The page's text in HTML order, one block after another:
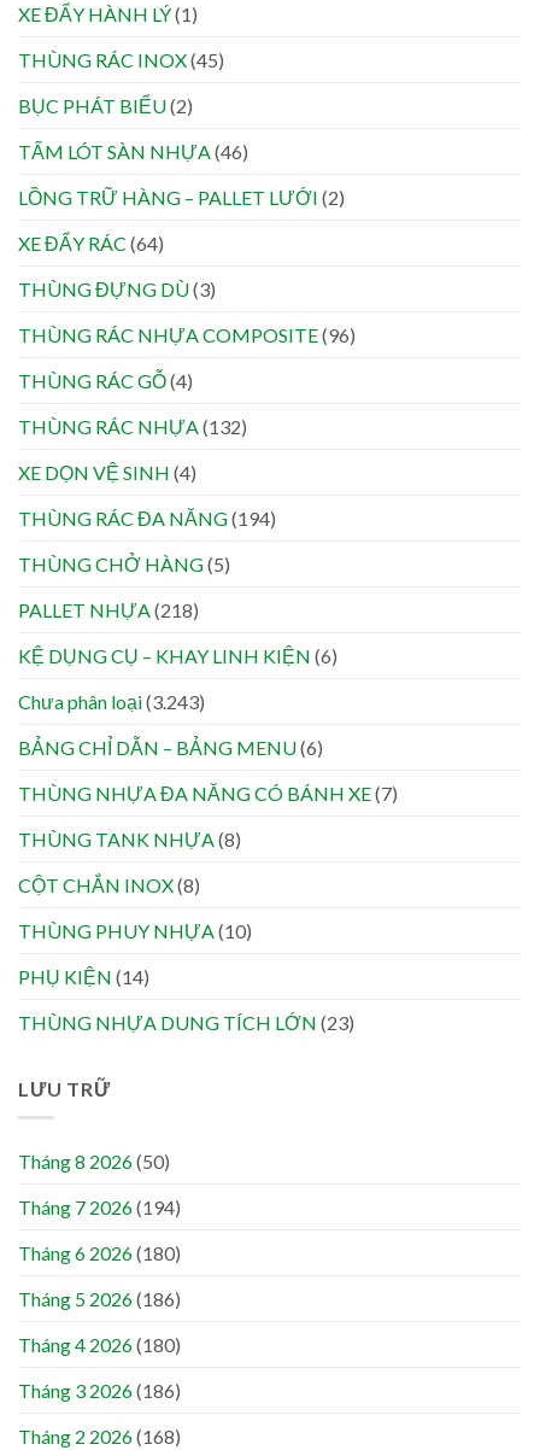
XE ĐẨY HÀNH LÝ(1)
THÙNG RÁC INOX(45)
BỤC PHÁT BIỂU(2)
TẤM LÓT SÀN NHỰA (46)
LỒNG TRỮ HÀNG – PALLET LƯỚI (2)
XE ĐẨY RÁC (64)
THÙNG ĐỰNG DÙ(3)
THÙNG RÁC NHỰA COMPOSITE(96)
THÙNG RÁC GỖ(4)
THÙNG RÁC NHỰA (132)
XE DỌN VỆ SINH (4)
THÙNG RÁC ĐA NĂNG(194)
THÙNG CHỞ HÀNG(5)
PALLET NHỰA (218)
KỆ DỤNG CỤ – KHAY LINH KIỆN (6)
Chưa phân loại(3.243)
BẢNG CHỈ DẪN – BẢNG MENU(6)
THÙNG NHỰA ĐA NĂNG CÓ BÁNH XE(7)
THÙNG TANK NHỰA (8)
CỘT CHẮN INOX(8)
THÙNG PHUY NHỰA (10)
PHỤ KIỆN (14)
THÙNG NHỰA DUNG TÍCH LỚN (23)
LƯU TRỮ
Tháng 8 2026(50)
Tháng 7 2026(194)
Tháng 6 2026(180)
Tháng 5 2026(186)
Tháng 4 2026(180)
Tháng 3 2026(186)
Tháng 2 2026(168)